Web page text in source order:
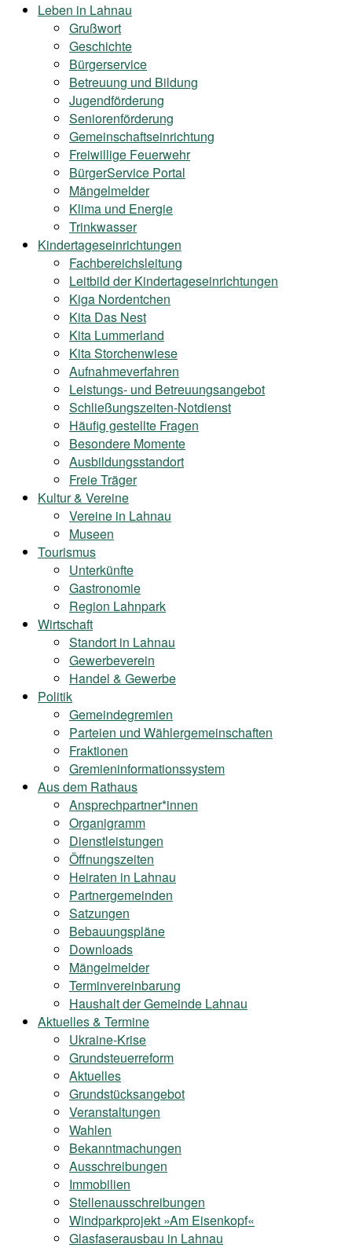
Leben in Lahnau
Grußwort
Geschichte
Bürgerservice
Betreuung und Bildung
Jugendförderung
Seniorenförderung
Gemeinschaftseinrichtung
Freiwillige Feuerwehr
BürgerService Portal
Mängelmelder
Klima und Energie
Trinkwasser
Kindertageseinrichtungen
Fachbereichsleitung
Leitbild der Kindertageseinrichtungen
Kiga Nordentchen
Kita Das Nest
Kita Lummerland
Kita Storchenwiese
Aufnahmeverfahren
Leistungs- und Betreuungsangebot
Schließungszeiten-Notdienst
Häufig gestellte Fragen
Besondere Momente
Ausbildungsstandort
Freie Träger
Kultur & Vereine
Vereine in Lahnau
Museen
Tourismus
Unterkünfte
Gastronomie
Region Lahnpark
Wirtschaft
Standort in Lahnau
Gewerbeverein
Handel & Gewerbe
Politik
Gemeindegremien
Parteien und Wählergemeinschaften
Fraktionen
Gremieninformationssystem
Aus dem Rathaus
Ansprechpartner*innen
Organigramm
Dienstleistungen
Öffnungszeiten
Heiraten in Lahnau
Partnergemeinden
Satzungen
Bebauungspläne
Downloads
Mängelmelder
Terminvereinbarung
Haushalt der Gemeinde Lahnau
Aktuelles & Termine
Ukraine-Krise
Grundsteuerreform
Aktuelles
Grundstücksangebot
Veranstaltungen
Wahlen
Bekanntmachungen
Ausschreibungen
Immobilien
Stellenausschreibungen
Windparkprojekt »Am Eisenkopf«
Glasfaserausbau in Lahnau